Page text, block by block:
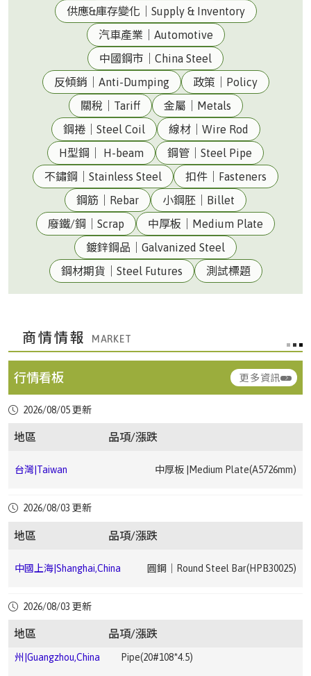
供應&庫存變化｜Supply & Inventory
汽車產業｜Automotive
中國鋼市｜China Steel
反傾銷｜Anti-Dumping
政策｜Policy
關稅｜Tariff
金屬｜Metals
鋼捲｜Steel Coil
線材｜Wire Rod
H型鋼｜ H-beam
鋼管｜Steel Pipe
不鏽鋼｜Stainless Steel
扣件｜Fasteners
鋼筋｜Rebar
小鋼胚｜Billet
廢鐵/鋼｜Scrap
中厚板｜Medium Plate
鍍鋅鋼品｜Galvanized Steel
鋼材期貨｜Steel Futures
測試標題
商情情報
行情看板 更多資訊
2026/08/05 更新
地區 品項/漲跌
台灣|Taiwan 美元兌換新台幣匯率32.315(08/05 收盤)()
台灣|Taiwan 熱軋鋼捲｜HRC(JIS G3131 SPHC1.2 ~ 4.5mm) ▼ 2.68
台灣|Taiwan 冷軋鋼捲｜CRC(JIS G3131 SPCC0.3 ~ 1.5mm)
台灣|Taiwan 中厚板 |Medium Plate(A5726mm)
台灣|Taiwan
灣|Taiwan 50A13000.35*1200 ~ 0.5*1200mm)
台灣|Taiwan 熱浸鍍鋅鋼捲｜HDG(CGI0.276 ~ 0.776mm)
台灣|Taiwan 熱浸鍍鋅鋼捲｜HDG(CGI0.5 ~ 1.2mm)
2026/08/03 更新
地區 品項/漲跌
中國上海|Shanghai,China
中國上海|Shanghai,China 圓鋼｜Round Steel Bar(HPB30025)
中國上
中國上
無縫鋼管｜Seamless Steel
2026/08/03 更新
地區 品項/漲跌
州|Guangzhou,China
4CA0.25*825*C)
中國廣州|Guangzhou,China
州|Guangzhou,China
無縫鋼管｜Seamless Steel
Pipe(20#108*4.5)